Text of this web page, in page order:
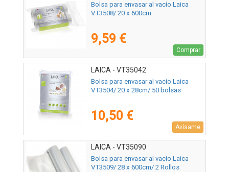
Bolsa para envasar al vacío Laica
VT3508/ 20 x 600cm
9,59 €
Comprar
LAICA - VT35042
Bolsa para envasar al vacío Laica
VT3504/ 20 x 28cm/ 50 bolsas
10,50 €
Avísame
LAICA - VT35090
Bolsa para envasar al vacío Laica
VT3509/ 28 x 600cm/ 2 Rollos